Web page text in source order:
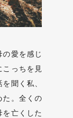
の愛を感じ
こっちを見
聞く私、
た。全くの
を亡くした